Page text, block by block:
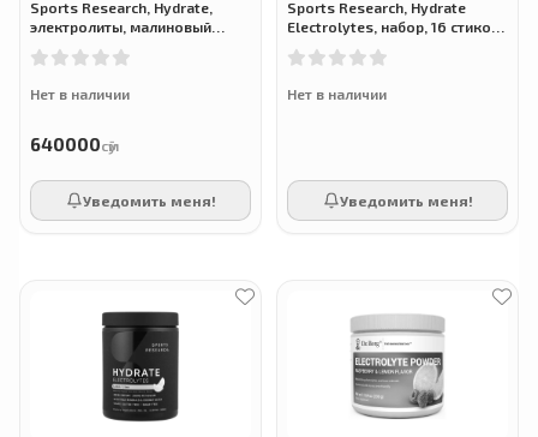
Sports Research, Hydrate,
электролиты, малиновый
лимонад, 450 г
Нет в наличии
640000сӯм
Уведомить меня!
Sports Research, Hydrate
Electrolytes, набор, 16 стиков
по 5 г
Нет в наличии
Уведомить меня!